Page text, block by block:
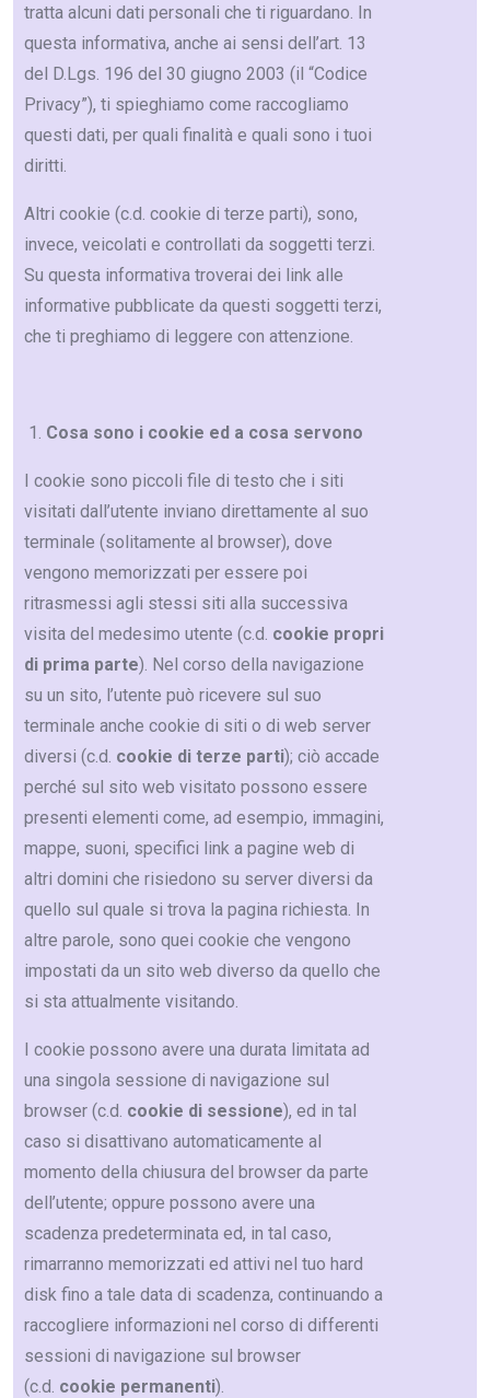
tratta alcuni dati personali che ti riguardano. In
questa informativa, anche ai sensi dell’art. 13
del D.Lgs. 196 del 30 giugno 2003 (il “Codice
Privacy”), ti spieghiamo come raccogliamo
questi dati, per quali finalità e quali sono i tuoi
diritti.
Altri cookie (c.d. cookie di terze parti), sono,
invece, veicolati e controllati da soggetti terzi.
Su questa informativa troverai dei link alle
informative pubblicate da questi soggetti terzi,
che ti preghiamo di leggere con attenzione.
Cosa sono i cookie ed a cosa servono
I cookie sono piccoli file di testo che i siti
visitati dall’utente inviano direttamente al suo
terminale (solitamente al browser), dove
vengono memorizzati per essere poi
ritrasmessi agli stessi siti alla successiva
visita del medesimo utente (c.d. cookie propri
di prima parte). Nel corso della navigazione
su un sito, l’utente può ricevere sul suo
terminale anche cookie di siti o di web server
diversi (c.d. cookie di terze parti); ciò accade
perché sul sito web visitato possono essere
presenti elementi come, ad esempio, immagini,
mappe, suoni, specifici link a pagine web di
altri domini che risiedono su server diversi da
quello sul quale si trova la pagina richiesta. In
altre parole, sono quei cookie che vengono
impostati da un sito web diverso da quello che
si sta attualmente visitando.
I cookie possono avere una durata limitata ad
una singola sessione di navigazione sul
browser (c.d. cookie di sessione), ed in tal
caso si disattivano automaticamente al
momento della chiusura del browser da parte
dell’utente; oppure possono avere una
scadenza predeterminata ed, in tal caso,
rimarranno memorizzati ed attivi nel tuo hard
disk fino a tale data di scadenza, continuando a
raccogliere informazioni nel corso di differenti
sessioni di navigazione sul browser
(c.d. cookie permanenti).